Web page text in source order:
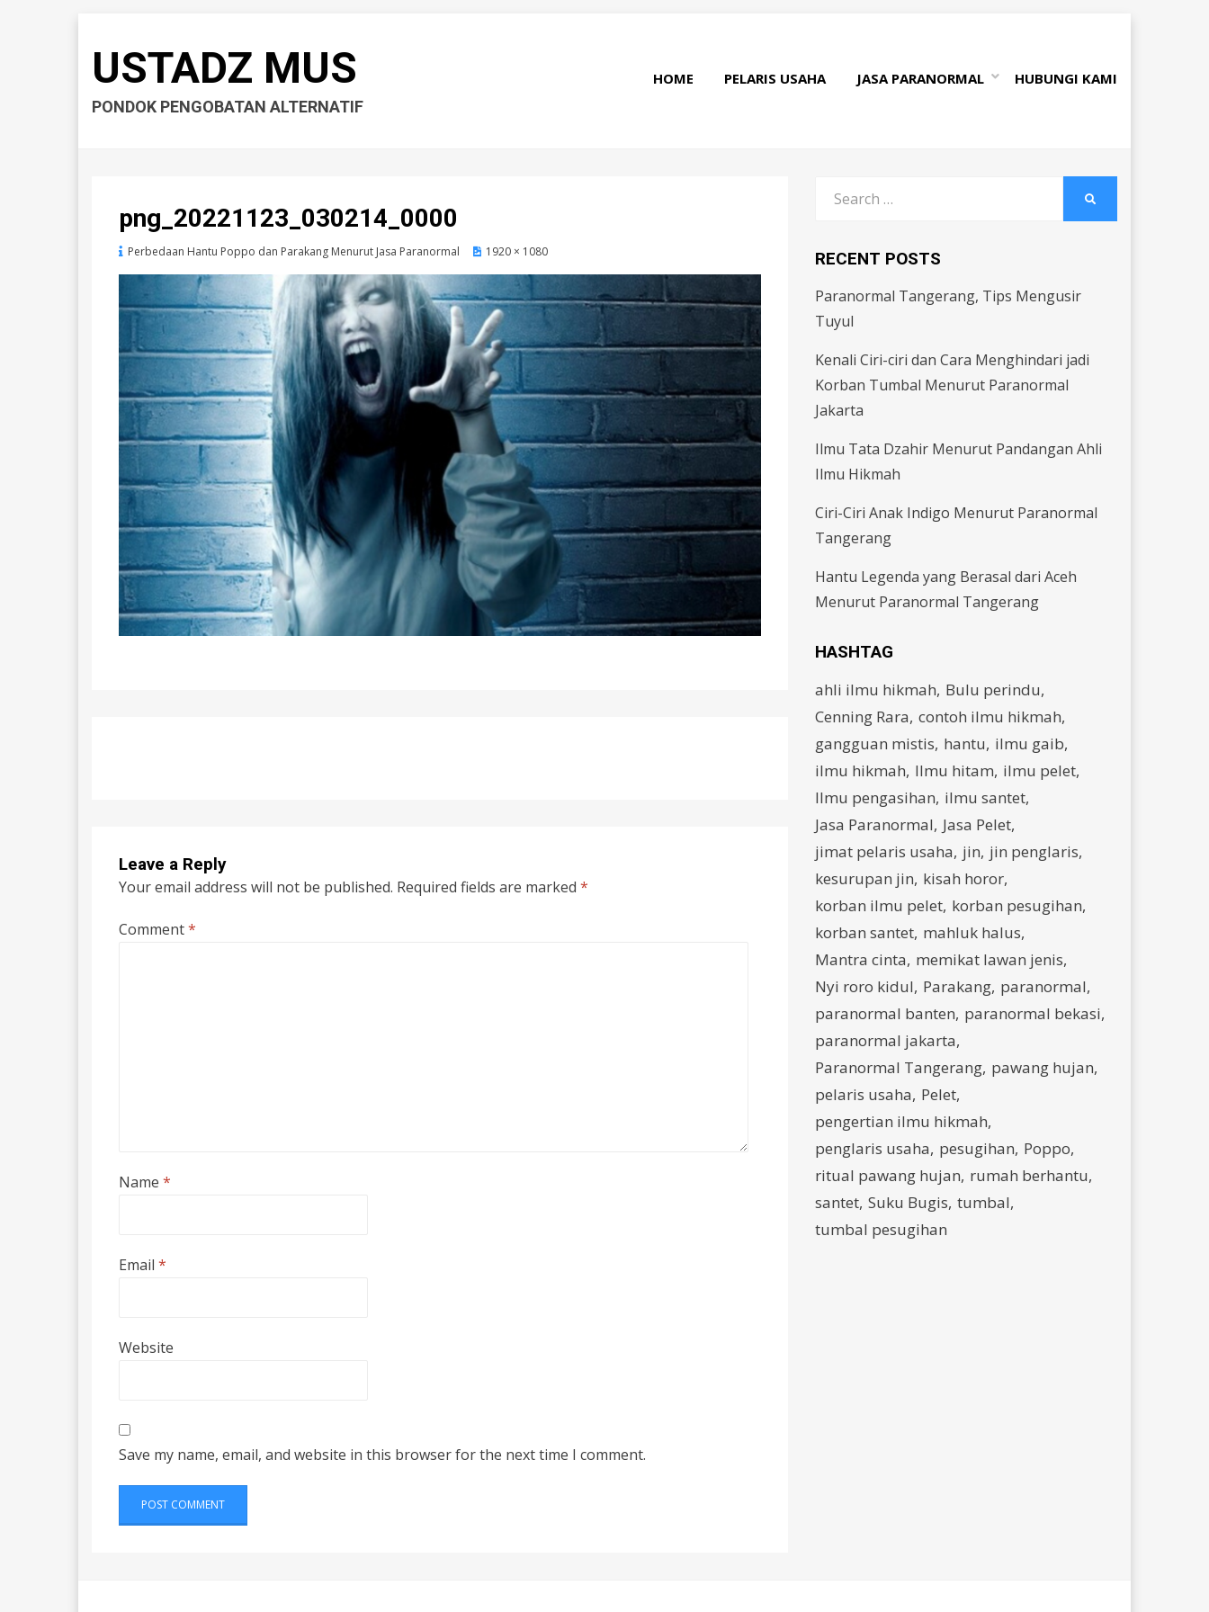
USTADZ MUS
PONDOK PENGOBATAN ALTERNATIF
HOME PELARIS USAHA JASA PARANORMAL HUBUNGI KAMI
png_20221123_030214_0000
Perbedaan Hantu Poppo dan Parakang Menurut Jasa Paranormal 1920 × 1080
Leave a Reply
Your email address will not be published. Required fields are marked *
Comment*
Name *
Email *
Website
Save my name, email, and website in this browser for the next time I comment.
RECENT POSTS
Paranormal Tangerang, Tips Mengusir
Tuyul
Kenali Ciri-ciri dan Cara Menghindari jadi
Korban Tumbal Menurut Paranormal
Jakarta
Ilmu Tata Dzahir Menurut Pandangan Ahli
Ilmu Hikmah
Ciri-Ciri Anak Indigo Menurut Paranormal
Tangerang
Hantu Legenda yang Berasal dari Aceh
Menurut Paranormal Tangerang
HASHTAG
ahli ilmu hikmah Bulu perindu
Cenning Rara contoh ilmu hikmah
gangguan mistis hantu ilmu gaib
ilmu hikmah Ilmu hitam ilmu pelet
Ilmu pengasihan ilmu santet
Jasa Paranormal Jasa Pelet
jimat pelaris usaha jin jin penglaris
kesurupan jin kisah horor
korban ilmu pelet korban pesugihan
korban santet mahluk halus
Mantra cinta memikat lawan jenis
Nyi roro kidul Parakang paranormal
paranormal banten paranormal bekasi
paranormal jakarta
Paranormal Tangerang pawang hujan
pelaris usaha Pelet
pengertian ilmu hikmah
penglaris usaha pesugihan Poppo
ritual pawang hujan rumah berhantu
santet Suku Bugis tumbal
tumbal pesugihan